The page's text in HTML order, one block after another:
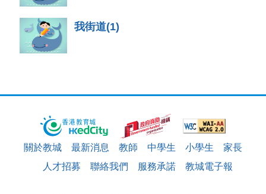
我街道(1)
關於教城 最新消息 教師 中學生 小學生
家長
人才招募
聯絡我們 服務承諾 教城電子報